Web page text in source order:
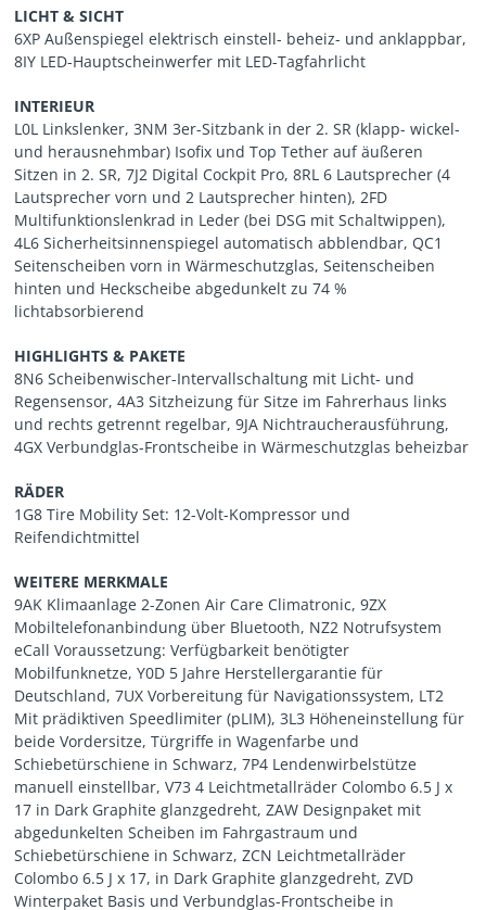
LICHT & SICHT
6XP Außenspiegel elektrisch einstell- beheiz- und anklappbar,
8IY LED-Hauptscheinwerfer mit LED-Tagfahrlicht
INTERIEUR
L0L Linkslenker, 3NM 3er-Sitzbank in der 2. SR (klapp- wickel-
und herausnehmbar) Isofix und Top Tether auf äußeren
Sitzen in 2. SR, 7J2 Digital Cockpit Pro, 8RL 6 Lautsprecher (4
Lautsprecher vorn und 2 Lautsprecher hinten), 2FD
Multifunktionslenkrad in Leder (bei DSG mit Schaltwippen),
4L6 Sicherheitsinnenspiegel automatisch abblendbar, QC1
Seitenscheiben vorn in Wärmeschutzglas, Seitenscheiben
hinten und Heckscheibe abgedunkelt zu 74 %
lichtabsorbierend
HIGHLIGHTS & PAKETE
8N6 Scheibenwischer-Intervallschaltung mit Licht- und
Regensensor, 4A3 Sitzheizung für Sitze im Fahrerhaus links
und rechts getrennt regelbar, 9JA Nichtraucherausführung,
4GX Verbundglas-Frontscheibe in Wärmeschutzglas beheizbar
RÄDER
1G8 Tire Mobility Set: 12-Volt-Kompressor und
Reifendichtmittel
WEITERE MERKMALE
9AK Klimaanlage 2-Zonen Air Care Climatronic, 9ZX
Mobiltelefonanbindung über Bluetooth, NZ2 Notrufsystem
eCall Voraussetzung: Verfügbarkeit benötigter
Mobilfunknetze, Y0D 5 Jahre Herstellergarantie für
Deutschland, 7UX Vorbereitung für Navigationssystem, LT2
Mit prädiktiven Speedlimiter (pLIM), 3L3 Höheneinstellung für
beide Vordersitze, Türgriffe in Wagenfarbe und
Schiebetürschiene in Schwarz, 7P4 Lendenwirbelstütze
manuell einstellbar, V73 4 Leichtmetallräder Colombo 6.5 J x
17 in Dark Graphite glanzgedreht, ZAW Designpaket mit
abgedunkelten Scheiben im Fahrgastraum und
Schiebetürschiene in Schwarz, ZCN Leichtmetallräder
Colombo 6.5 J x 17, in Dark Graphite glanzgedreht, ZVD
Winterpaket Basis und Verbundglas-Frontscheibe in